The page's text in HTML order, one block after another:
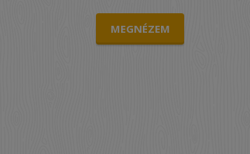
MEGNÉZEM